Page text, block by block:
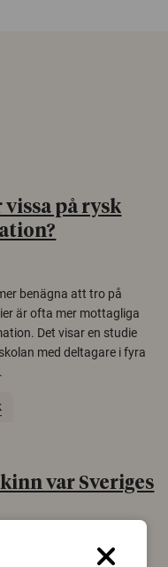
på rysk
benägna att tro på
är ofta mer mottagliga
Det visar en studie
med deltagare i fyra
var Sveriges